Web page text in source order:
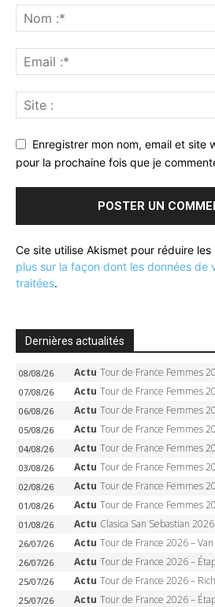
Enregistrer mon nom, email et site
pour la prochaine fois que je
Ce site utilise Akismet pour réduire les
plus sur la façon dont les données de
traitées.
Dernières actualités
08/08/26 Actu Tour de France Femmes 2026, étape 8 – Demi Vollering gagne à Nice,
07/08/26 Actu Tour de France Femmes 2026, étape 7 – Kasia Niewiadoma gagne le Ventoux,
06/08/26 Actu Tour de France Femmes 2026, étape 6 – Kim Le Court-Pienaar
05/08/26 Actu Tour de France Femmes 2026, étape 5 – Demi Vollering gagne à Belleville,
04/08/26 Actu Tour de France Femmes 2026, étape 4 – Marlen Reusser écrase le
03/08/26 Actu Tour de France Femmes 2026, étape 3 – Sigrid Haugset en solitaire,
02/08/26 Actu Tour de France Femmes 2026, étape 2 – Lorena Wiebes doublé à
01/08/26 Actu Tour de France Femmes 2026, étape 1 – Lorena Wiebes intouchable à
01/08/26 Actu Clasica San Sebastian 2026 – Evenepoel recordman, 4e
26/07/26 Actu Tour de France 2026 – Van der Poel monumental à Paris,
26/07/26 Actu Tour de France 2026 – Étape 21 : Van der Poel, Pogacar, qui succédera à
25/07/26 Actu Tour de France 2026 – Richard Carapaz roi des Alpes, doublé et
25/07/26 Actu Tour de France 2026 – Étape 20 : L’étape reine, Galibier, Sarenne,